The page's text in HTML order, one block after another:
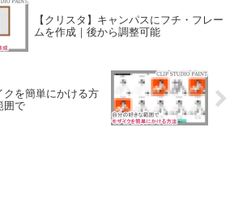
【クリスタ】キャンパスにフチ・フレー
ムを作成｜後から調整可能
クを簡単にかける方
囲で